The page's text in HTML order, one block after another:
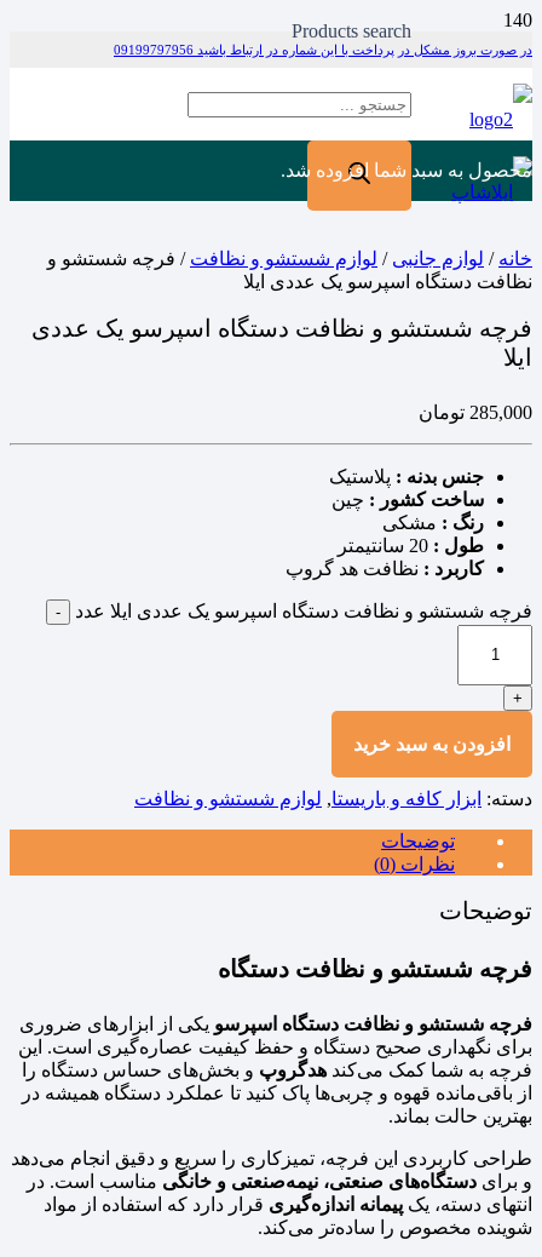
در صورت بروز مشکل در پرداخت با این شماره در ارتباط باشید 09199797956
Products search
محصول به سبد شما افزوده شد.
خانه / لوازم جانبی / لوازم شستشو و نظافت / فرچه شستشو و
نظافت دستگاه اسپرسو یک عددی ایلا
فرچه شستشو و نظافت دستگاه اسپرسو یک عددی
ایلا
285,000 تومان
جنس بدنه : پلاستیک
ساخت کشور : چین
رنگ : مشکی
طول : 20 سانتیمتر
کاربرد : نظافت هد گروپ
فرچه شستشو و نظافت دستگاه اسپرسو یک عددی ایلا عدد -
+
افزودن به سبد خرید
دسته: ابزار کافه و باریستا, لوازم شستشو و نظافت
توضیحات
نظرات (0)
توضیحات
فرچه شستشو و نظافت دستگاه
فرچه شستشو و نظافت دستگاه اسپرسو یکی از ابزارهای ضروری
برای نگهداری صحیح دستگاه و حفظ کیفیت عصاره‌گیری است. این
فرچه به شما کمک می‌کند هدگروپ و بخش‌های حساس دستگاه را
از باقی‌مانده قهوه و چربی‌ها پاک کنید تا عملکرد دستگاه همیشه در
بهترین حالت بماند.
طراحی کاربردی این فرچه، تمیزکاری را سریع و دقیق انجام می‌دهد
و برای دستگاه‌های صنعتی، نیمه‌صنعتی و خانگی مناسب است. در
انتهای دسته، یک پیمانه اندازه‌گیری قرار دارد که استفاده از مواد
شوینده مخصوص را ساده‌تر می‌کند.